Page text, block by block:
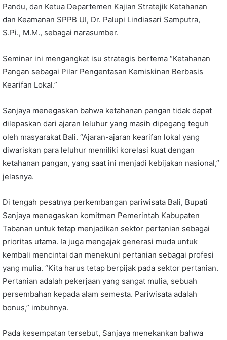
Pandu, dan Ketua Departemen Kajian Stratejik Ketahanan
dan Keamanan SPPB UI, Dr. Palupi Lindiasari Samputra,
S.Pi., M.M., sebagai narasumber.
Seminar ini mengangkat isu strategis bertema “Ketahanan
Pangan sebagai Pilar Pengentasan Kemiskinan Berbasis
Kearifan Lokal.”
Sanjaya menegaskan bahwa ketahanan pangan tidak dapat
dilepaskan dari ajaran leluhur yang masih dipegang teguh
oleh masyarakat Bali. “Ajaran-ajaran kearifan lokal yang
diwariskan para leluhur memiliki korelasi kuat dengan
ketahanan pangan, yang saat ini menjadi kebijakan nasional,”
jelasnya.
Di tengah pesatnya perkembangan pariwisata Bali, Bupati
Sanjaya menegaskan komitmen Pemerintah Kabupaten
Tabanan untuk tetap menjadikan sektor pertanian sebagai
prioritas utama. Ia juga mengajak generasi muda untuk
kembali mencintai dan menekuni pertanian sebagai profesi
yang mulia. “Kita harus tetap berpijak pada sektor pertanian.
Pertanian adalah pekerjaan yang sangat mulia, sebuah
persembahan kepada alam semesta. Pariwisata adalah
bonus,” imbuhnya.
Pada kesempatan tersebut, Sanjaya menekankan bahwa